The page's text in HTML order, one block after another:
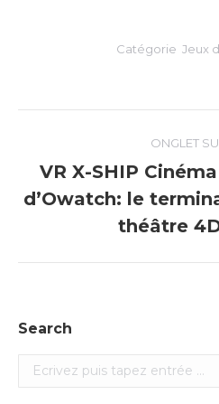
Catégorie Jeux
Navigation
de
ONGLET
VR X-SHIP
d’Owatch: le
théâtre
Search
Search: